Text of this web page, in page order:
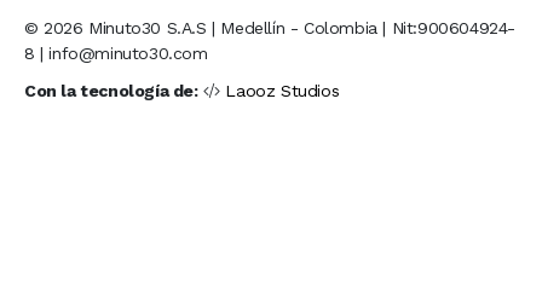
© 2026 Minuto30 S.A.S | Medellín - Colombia | Nit:900604924-
8 | info@minuto30.com
Con la tecnología de:
Laooz Studios